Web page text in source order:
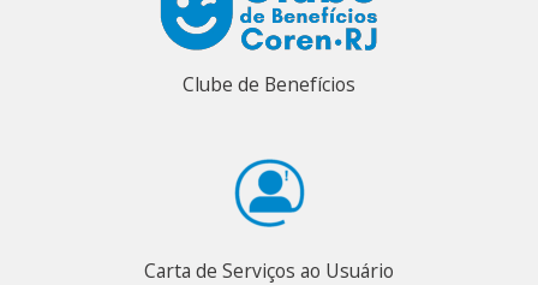
Clube de Benefícios
Carta de Serviços ao Usuário